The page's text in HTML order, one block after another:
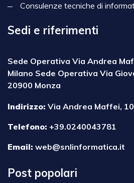
Consulenze tecniche di
Sedi e riferimenti
Sede Operativa Via Andrea
Milano Sede Operativa Via
20900 Monza
Indirizzo: Via Andrea Maffei,
Telefono: +39.0240043781
Email: web@snlinformatica.it
Post popolari